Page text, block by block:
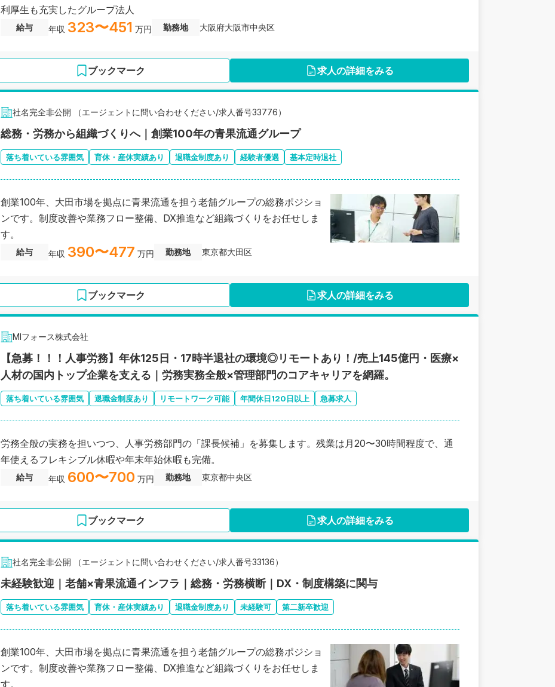
利厚生も充実したグループ法人
給与 年収 323〜451 万円 勤務地 大阪府大阪市中央区
ブックマーク 求人の詳細をみる
社名完全非公開 （エージェントに問い合わせください/求人番号33776）
総務・労務から組織づくりへ｜創業100年の青果流通グループ
落ち着いている雰囲気 育休・産休実績あり 退職金制度あり 経験者優遇 基本定時退社
創業100年、大田市場を拠点に青果流通を担う老舗グループの総務ポジショ
ンです。制度改善や業務フロー整備、DX推進など組織づくりをお任せしま
す。
給与 年収 390〜477 万円 勤務地 東京都大田区
ブックマーク 求人の詳細をみる
MIフォース株式会社
【急募！！！人事労務】年休125日・17時半退社の環境◎リモートあり！/売上145億円・医療×
人材の国内トップ企業を支える｜労務実務全般×管理部門のコアキャリアを網羅。
落ち着いている雰囲気 退職金制度あり リモートワーク可能 年間休日120日以上 急募求人
労務全般の実務を担いつつ、人事労務部門の「課長候補」を募集します。残業は月20〜30時間程度で、通
年使えるフレキシブル休暇や年末年始休暇も完備。
給与 年収 600〜700 万円 勤務地 東京都中央区
ブックマーク 求人の詳細をみる
社名完全非公開 （エージェントに問い合わせください/求人番号33136）
未経験歓迎｜老舗×青果流通インフラ｜総務・労務横断｜DX・制度構築に関与
落ち着いている雰囲気 育休・産休実績あり 退職金制度あり 未経験可 第二新卒歓迎
創業100年、大田市場を拠点に青果流通を担う老舗グループの総務ポジショ
ンです。制度改善や業務フロー整備、DX推進など組織づくりをお任せしま
す。